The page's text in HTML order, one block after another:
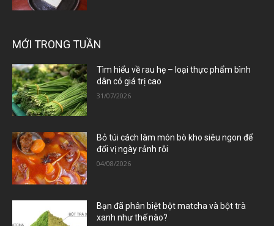
MỚI TRONG TUẦN
Tìm hiểu về rau hẹ – loại thực phẩm bình
dân có giá trị cao
31/07/2026
Bỏ túi cách làm món bò kho siêu ngon để
đổi vị ngày rảnh rỗi
04/08/2026
Bạn đã phân biệt bột matcha và bột trà
xanh như thế nào?